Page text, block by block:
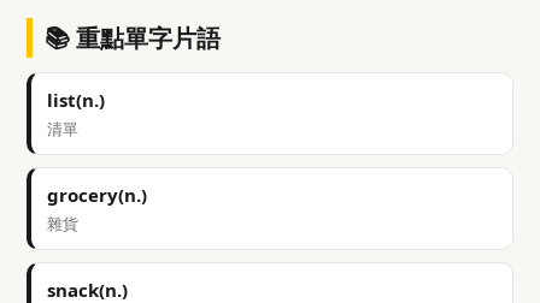
📚 重點單字片語
list(n.)
清單
grocery(n.)
雜貨
snack(n.)